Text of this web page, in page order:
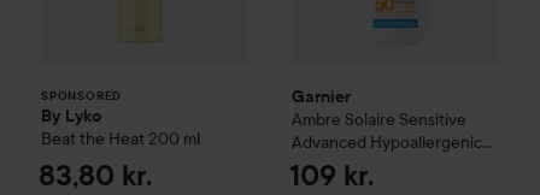
SPONSORED
By Lyko
Beat the Heat 200 ml
83,80 kr.
Garnier
Ambre Solaire Sensitive
Advanced Hypoallergenic
Spray SPF50+
109 kr.